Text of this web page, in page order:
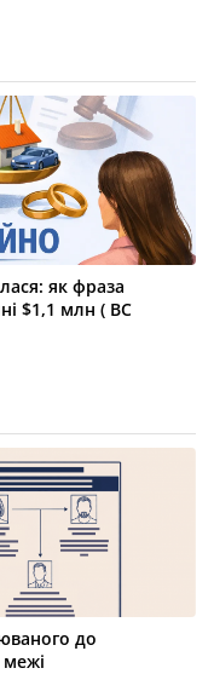
як фраза
$1,1 млн ( ВС
до